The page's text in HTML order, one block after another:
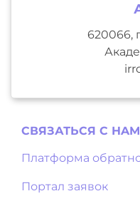
620066,
СВЯЗАТЬСЯ С
Платформа
Портал заявок